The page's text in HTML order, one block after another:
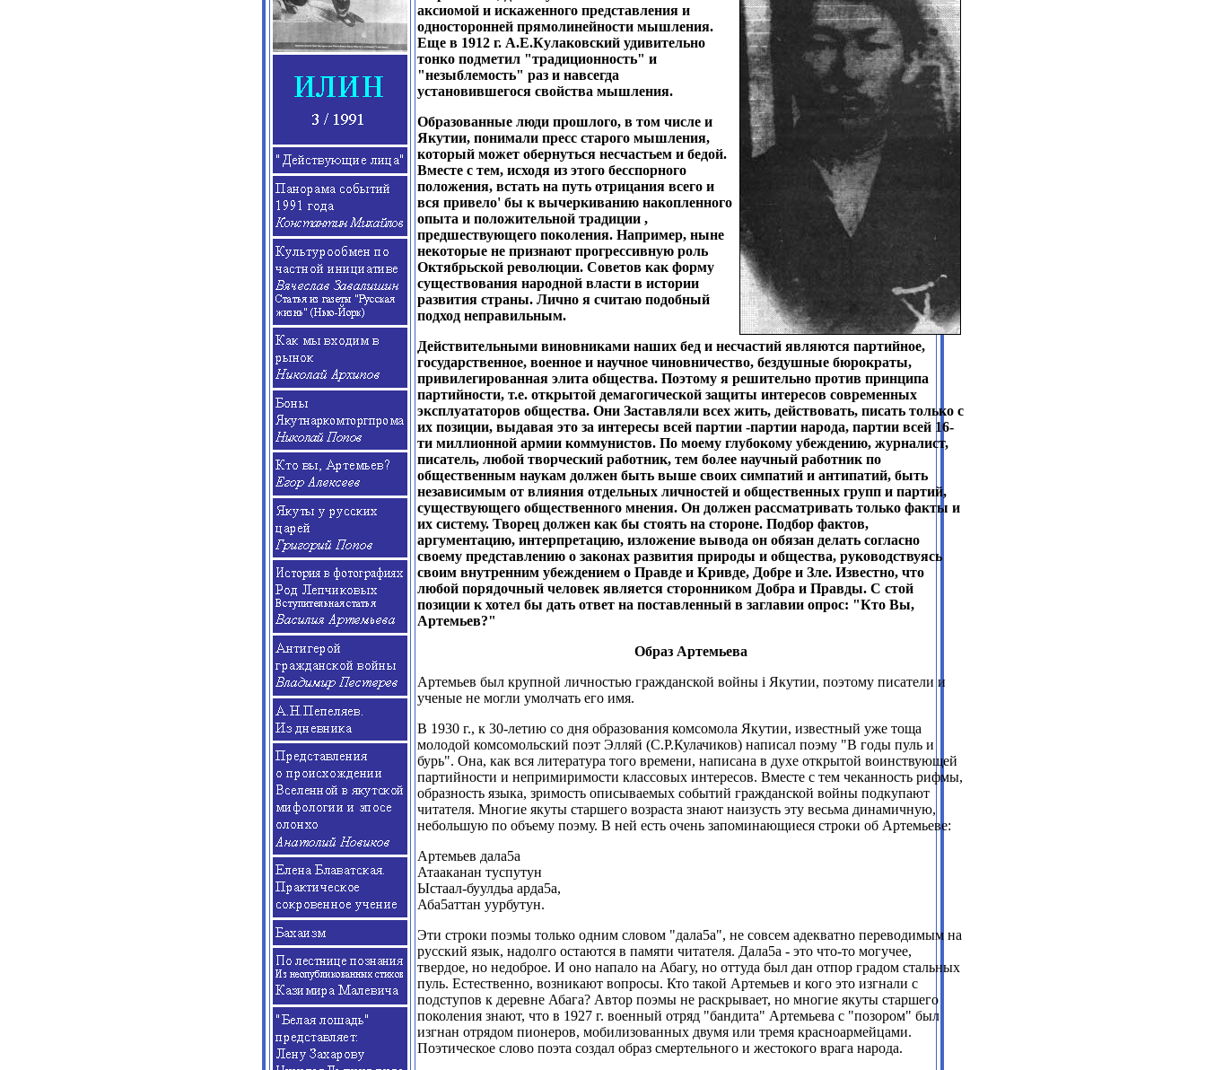
аксиомой и искаженного представления и
односторонней прямолинейности мышления.
Еще в 1912 г. А.Е.Кулаковский удивительно
тонко подметил "традиционность" и
"незыблемость" раз и навсегда
установившегося свойства мышления.
Образованные люди прошлого, в том числе и
Якутии, понимали пресс старого мышления,
который может обернуться несчастьем и бедой.
Вместе с тем, исходя из этого бесспорного
положения, встать на путь отрицания всего и
вся привело' бы к вычеркиванию накопленного
опыта и положительной традиции ,
предшествующего поколения. Например, ныне
некоторые не признают прогрессивную роль
Октябрьской революции. Советов как форму
существования народной власти в истории
развития страны. Лично я считаю подобный
подход неправильным.
Действительными виновниками наших бед и несчастий являются партийное,
государственное, военное и научное чиновничество, бездушные бюрократы,
привилегированная элита общества. Поэтому я решительно против принципа
партийности, т.е. открытой демагогической защиты интересов современных
эксплуататоров общества. Они Заставляли всех жить, действовать, писать только с
их позиции, выдавая это за интересы всей партии -партии народа, партии всей 16-
ти миллионной армии коммунистов. По моему глубокому убеждению, журналист,
писатель, любой творческий работник, тем более научный работник по
общественным наукам должен быть выше своих симпатий и антипатий, быть
независимым от влияния отдельных личностей и общественных групп и партий,
существующего общественного мнения. Он должен рассматривать только факты и
их систему. Творец должен как бы стоять на стороне. Подбор фактов,
аргументацию, интерпретацию, изложение вывода он обязан делать согласно
своему представлению о законах развития природы и общества, руководствуясь
своим внутренним убеждением о Правде и Кривде, Добре и Зле. Известно, что
любой порядочный человек является сторонником Добра и Правды. С стой
позиции к хотел бы дать ответ на поставленный в заглавии опрос: "Кто Вы,
Артемьев?"
Образ Артемьева
Артемьев был крупной личностью гражданской войны i Якутии, поэтому писатели и
ученые не могли умолчать его имя.
В 1930 г., к 30-летию со дня образования комсомола Якутии, известный уже тоща
молодой комсомольский поэт Элляй (С.Р.Кулачиков) написал поэму "В годы пуль и
бурь". Она, как вся литература того времени, написана в духе открытой воинствующей
партийности и непримиримости классовых интересов. Вместе с тем чеканность рифмы,
образность языка, зримость описываемых событий гражданской войны подкупают
читателя. Многие якуты старшего возраста знают наизусть эту весьма динамичную,
небольшую по объему поэму. В ней есть очень запоминающиеся строки об Артемьеве:
Артемьев дала5а
Атааканан туспутун
Ыстаал-буулдьа арда5а,
Аба5аттан уурбутун.
Эти строки поэмы только одним словом "дала5а", не совсем адекватно переводимым на
русский язык, надолго остаются в памяти читателя. Дала5а - это что-то могучее,
твердое, но недоброе. И оно напало на Абагу, но оттуда был дан отпор градом стальных
пуль. Естественно, возникают вопросы. Кто такой Артемьев и кого это изгнали с
подступов к деревне Абага? Автор поэмы не раскрывает, но многие якуты старшего
поколения знают, что в 1927 г. военный отряд "бандита" Артемьева с "позором" был
изгнан отрядом пионеров, мобилизованных двумя или тремя красноармейцами.
Поэтическое слово поэта создал образ смертельного и жестокого врага народа.